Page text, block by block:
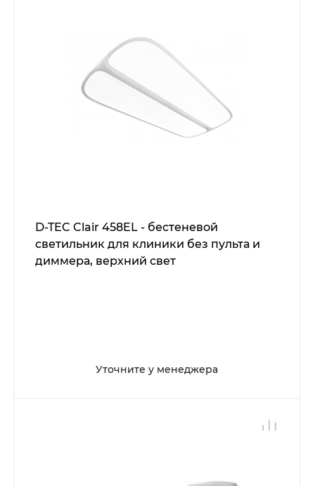
D-TEC Clair 458EL - бестеневой
светильник для клиники без пульта и
диммера, верхний свет
Уточните у менеджера